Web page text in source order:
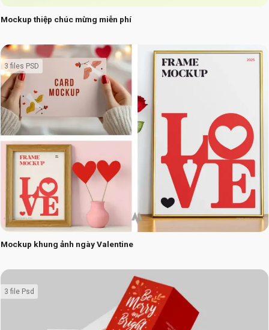
Mockup thiệp chúc mừng miễn phí
Mockup khung ảnh ngày Valentine
3 files PSD
3 file Psd